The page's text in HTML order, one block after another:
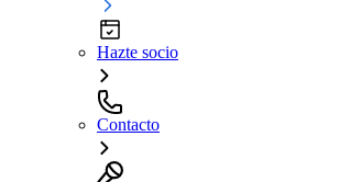
Hazte socio
Contacto